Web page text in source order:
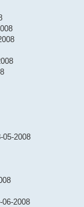
05-2008
2008